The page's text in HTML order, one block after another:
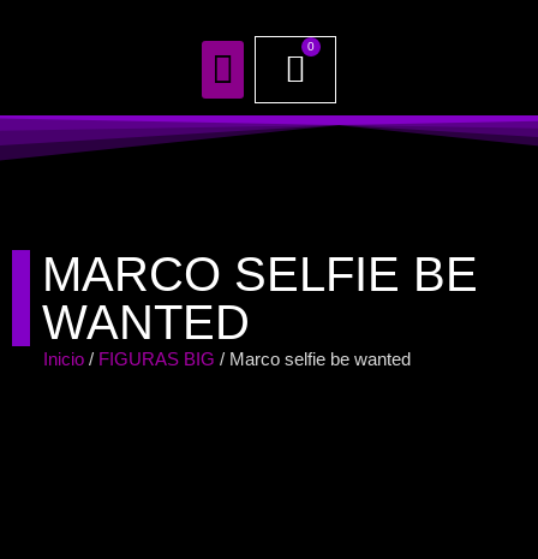
0
MARCO SELFIE BE
WANTED
Inicio / FIGURAS BIG / Marco selfie be wanted